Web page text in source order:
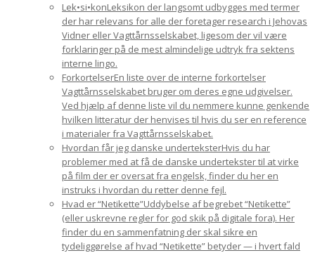
Lek•si•konLeksikon der langsomt udbygges med termer
der har relevans for alle der foretager research i Jehovas
Vidner eller Vagttårnsselskabet, ligesom der vil være
forklaringer på de mest almindelige udtryk fra sektens
interne lingo.
ForkortelserEn liste over de interne forkortelser
Vagttårnsselskabet bruger om deres egne udgivelser.
Ved hjælp af denne liste vil du nemmere kunne genkende
hvilken litteratur der henvises til hvis du ser en reference
i materialer fra Vagttårnsselskabet.
Hvordan får jeg danske underteksterHvis du har
problemer med at få de danske undertekster til at virke
på film der er oversat fra engelsk, finder du her en
instruks i hvordan du retter denne fejl.
Hvad er “Netikette”Uddybelse af begrebet “Netikette”
(eller uskrevne regler for god skik på digitale fora). Her
finder du en sammenfatning der skal sikre en
tydeliggørelse af hvad “Netikette” betyder — i hvert fald